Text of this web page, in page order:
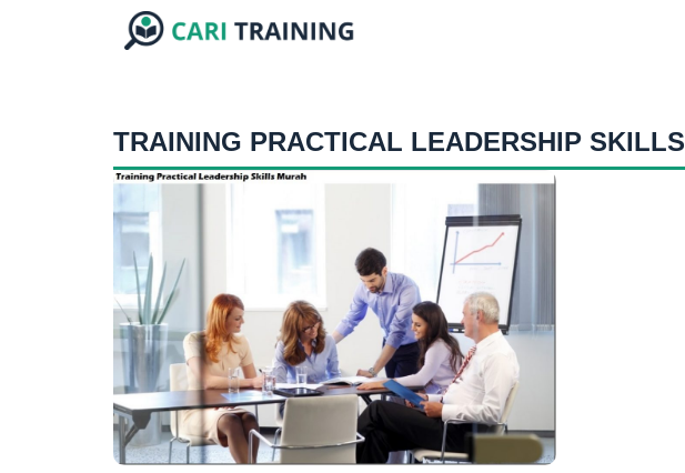
TRAINING PRACTICAL LEADERSHIP SKILLS